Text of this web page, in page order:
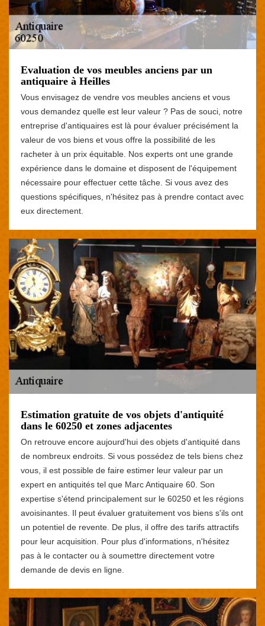
Evaluation de vos meubles anciens par un
antiquaire à Heilles
Vous envisagez de vendre vos meubles anciens et vous
vous demandez quelle est leur valeur ? Pas de souci, notre
entreprise d'antiquaires est là pour évaluer précisément la
valeur de vos biens et vous offre la possibilité de les
racheter à un prix équitable. Nos experts ont une grande
expérience dans le domaine et disposent de l'équipement
nécessaire pour effectuer cette tâche. Si vous avez des
questions spécifiques, n'hésitez pas à prendre contact avec
eux directement.
Estimation gratuite de vos objets d'antiquité
dans le 60250 et zones adjacentes
On retrouve encore aujourd'hui des objets d'antiquité dans
de nombreux endroits. Si vous possédez de tels biens chez
vous, il est possible de faire estimer leur valeur par un
expert en antiquités tel que Marc Antiquaire 60. Son
expertise s'étend principalement sur le 60250 et les régions
avoisinantes. Il peut évaluer gratuitement vos biens s'ils ont
un potentiel de revente. De plus, il offre des tarifs attractifs
pour leur acquisition. Pour plus d'informations, n'hésitez
pas à le contacter ou à soumettre directement votre
demande de devis en ligne.